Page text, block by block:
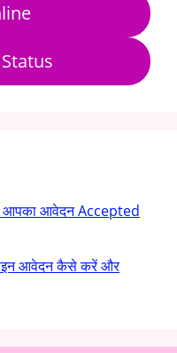
आपका आवेदन Accepted
आवेदन कैसे करें और